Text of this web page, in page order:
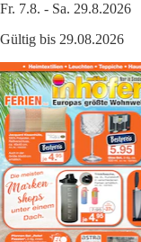
Fr. 7.8. - Sa. 29.8.2026
Gültig bis 29.08.2026